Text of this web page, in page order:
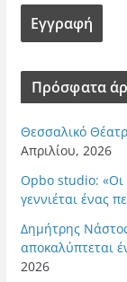
Πρόσφατα
Θεσσαλικό
Απριλίου, 2026
Opbo studio: «Οι
γεννιέται ένας
Δημήτρης
αποκαλύπτεται
2026